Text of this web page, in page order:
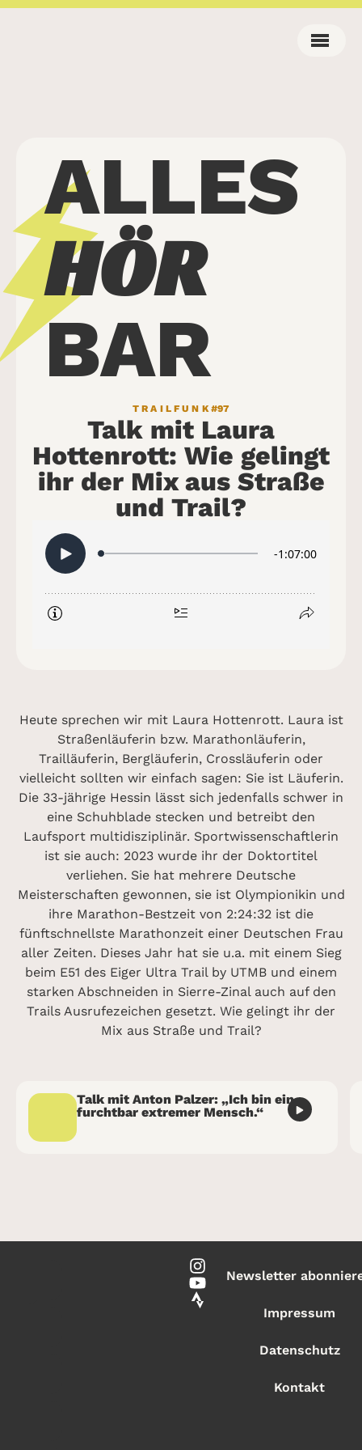
ALLES
HÖR
BAR
TRAILFUNK#97
Talk mit Laura
Hottenrott: Wie gelingt
ihr der Mix aus Straße
und Trail?
Heute sprechen wir mit Laura Hottenrott. Laura ist
Straßenläuferin bzw. Marathonläuferin,
Trailläuferin, Bergläuferin, Crossläuferin oder
vielleicht sollten wir einfach sagen: Sie ist Läuferin.
Die 33-jährige Hessin lässt sich jedenfalls schwer in
eine Schuhblade stecken und betreibt den
Laufsport multidisziplinär. Sportwissenschaftlerin
ist sie auch: 2023 wurde ihr der Doktortitel
verliehen. Sie hat mehrere Deutsche
Meisterschaften gewonnen, sie ist Olympionikin und
ihre Marathon-Bestzeit von 2:24:32 ist die
fünftschnellste Marathonzeit einer Deutschen Frau
aller Zeiten. Dieses Jahr hat sie u.a. mit einem Sieg
beim E51 des Eiger Ultra Trail by UTMB und einem
starken Abschneiden in Sierre-Zinal auch auf den
Trails Ausrufezeichen gesetzt. Wie gelingt ihr der
Mix aus Straße und Trail?
Talk mit Anton Palzer: „Ich bin ein
furchtbar extremer Mensch.“
Newsletter
Impressum
Datenschutz
Kontakt